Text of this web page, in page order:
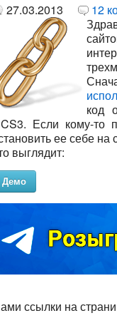
27.03.2013 12
код
Если кому-то
ее себе на
выглядит:
Демо
ссылки на